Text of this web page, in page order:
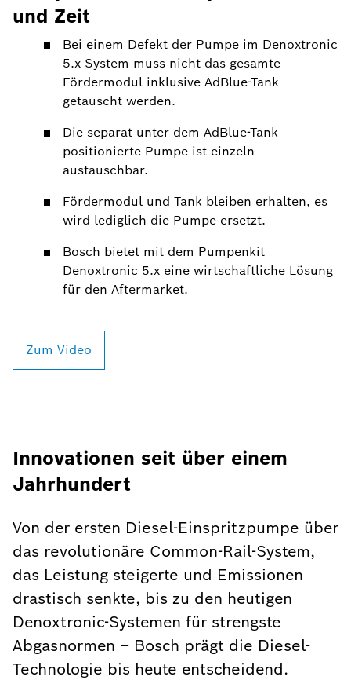
und Zeit
Bei einem Defekt der Pumpe im Denoxtronic
5.x System muss nicht das gesamte
Fördermodul inklusive AdBlue-Tank
getauscht werden.
Die separat unter dem AdBlue-Tank
positionierte Pumpe ist einzeln
austauschbar.
Fördermodul und Tank bleiben erhalten, es
wird lediglich die Pumpe ersetzt.
Bosch bietet mit dem Pumpenkit
Denoxtronic 5.x eine wirtschaftliche Lösung
für den Aftermarket.
Zum Video
Innovationen seit über einem
Jahrhundert
Von der ersten Diesel-Einspritzpumpe über
das revolutionäre Common-Rail-System,
das Leistung steigerte und Emissionen
drastisch senkte, bis zu den heutigen
Denoxtronic-Systemen für strengste
Abgasnormen – Bosch prägt die Diesel-
Technologie bis heute entscheidend.